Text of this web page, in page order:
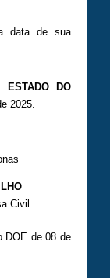
data de sua
ESTADO DO
2025.
Civil
DOE de 08 de